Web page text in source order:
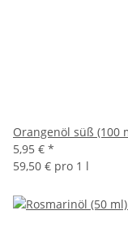
Orangenöl süß (100
5,95 € *
59,50 € pro 1 l